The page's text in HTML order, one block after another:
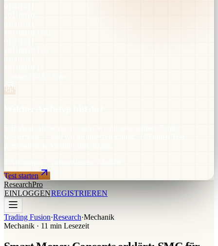
Test starten
ResearchPro
EINLOGGENREGISTRIEREN
Trading Fusion·Research·Mechanik
Mechanik · 11 min Lesezeit